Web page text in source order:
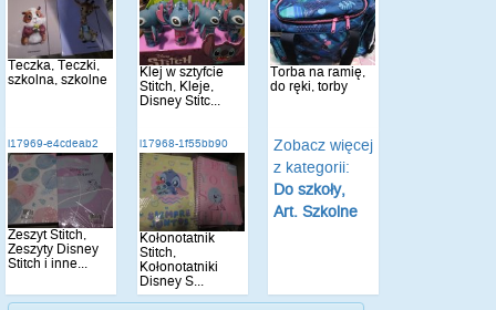
Teczka, Teczki,
szkolna, szkolne
Klej w sztyfcie
Stitch, Kleje,
Disney Stitc...
Torba na ramię,
do ręki, torby
i17969-e4cdeab2
Zeszyt Stitch,
Zeszyty Disney
Stitch i inne...
i17968-1f55bb90
Kołonotatnik
Stitch,
Kołonotatniki
Disney S...
Zobacz więcej
z kategorii:
Do szkoły,
Art. Szkolne